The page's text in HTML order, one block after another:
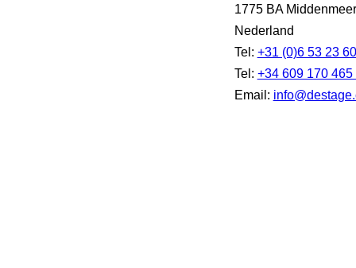
1775 BA Middenmeer
Nederland
Tel: +31 (0)6 53 23
Tel: +34 609 170 465
Email: